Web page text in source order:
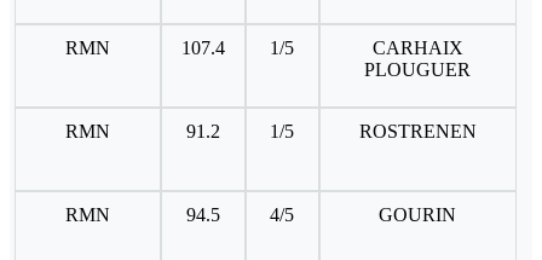
RMN 107.4 1/5
CARHAIX
PLOUGUER
RMN 91.2 1/5 ROSTRENEN
RMN 94.5 4/5 GOURIN